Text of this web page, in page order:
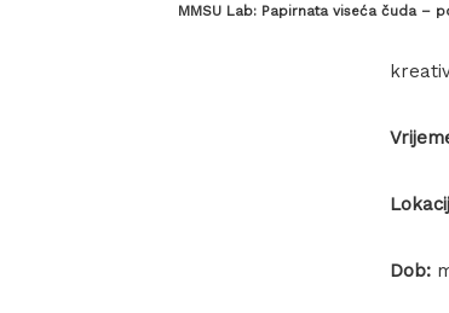
MMSU Lab: Papirnata viseća čuda –
Dob: